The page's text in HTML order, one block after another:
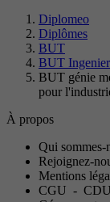
Diplomeo
Diplômes
BUT
BUT
BUT génie
pour
À propos
Qui sommes-
Rejoignez-
Mentions
CGU - CDU